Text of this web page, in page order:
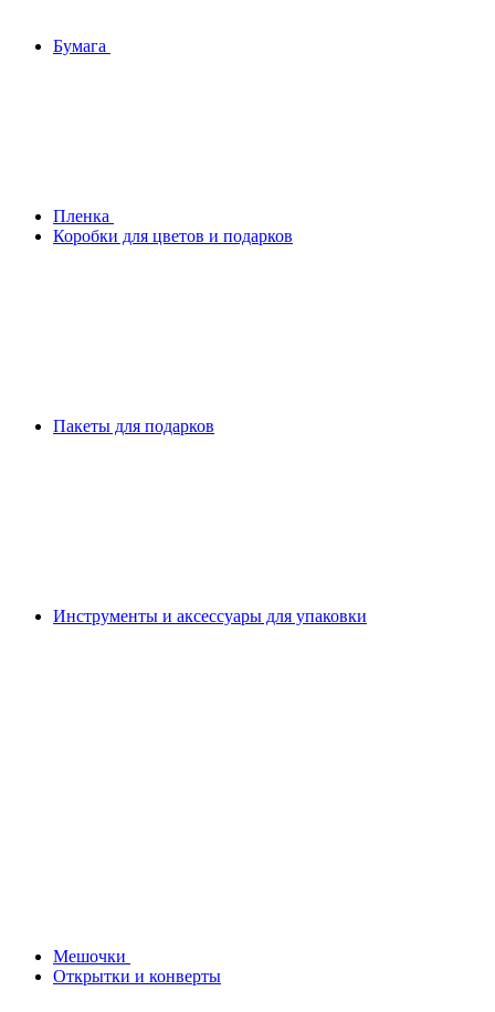
Бумага
Плeнка
Коробки для цветов и подарков
Пакеты для подарков
Инструменты и аксессуары для упаковки
Мешочки
Открытки и конверты